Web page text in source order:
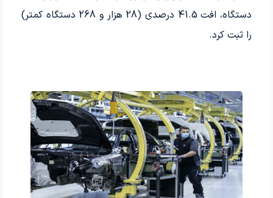
دستگاه، افت 41.5 درصدی (28 هزار و 268 دستگاه کمتر)
را ثبت کرد.